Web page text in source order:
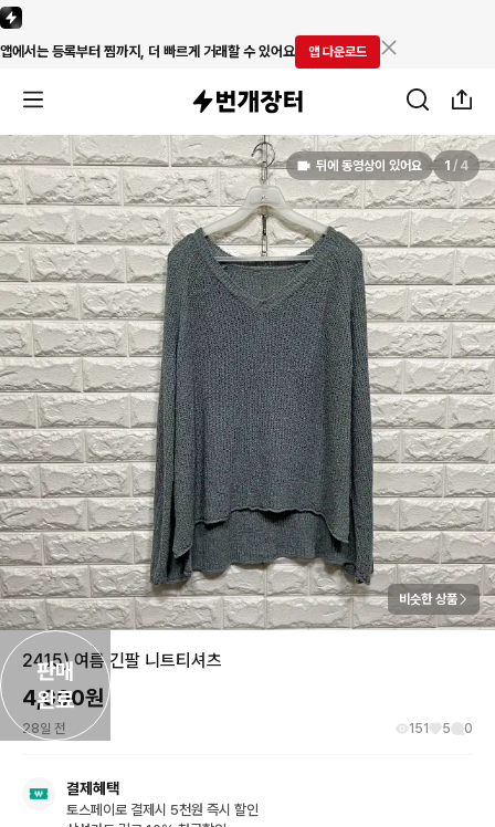
앱에서는 등록부터 찜까지, 더 빠르게 거래할 수 있어요 앱 다운로드
판매
완료
뒤에 동영상이 있어요 1 / 4
비슷한 상품
2415) 여름 긴팔 니트티셔츠
4,000원
28일 전 151 5 0
결제혜택
토스페이로 결제시 5천원 즉시 할인